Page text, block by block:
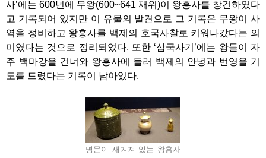
사’에는 600년에 무왕(600~641 재위)이 왕흥사를 창건하였다
고 기록되어 있지만 이 유물의 발견으로 그 기록은 무왕이 사
역을 정비하고 왕흥사를 백제의 호국사찰로 키워나갔다는 의
미였다는 것으로 정리되었다. 또한 ‘삼국사기’에는 왕들이 자
주 백마강을 건너와 왕흥사에 들러 백제의 안녕과 번영을 기
도를 드렸다는 기록이 남아있다.
명문이 새겨져 있는 왕흥사